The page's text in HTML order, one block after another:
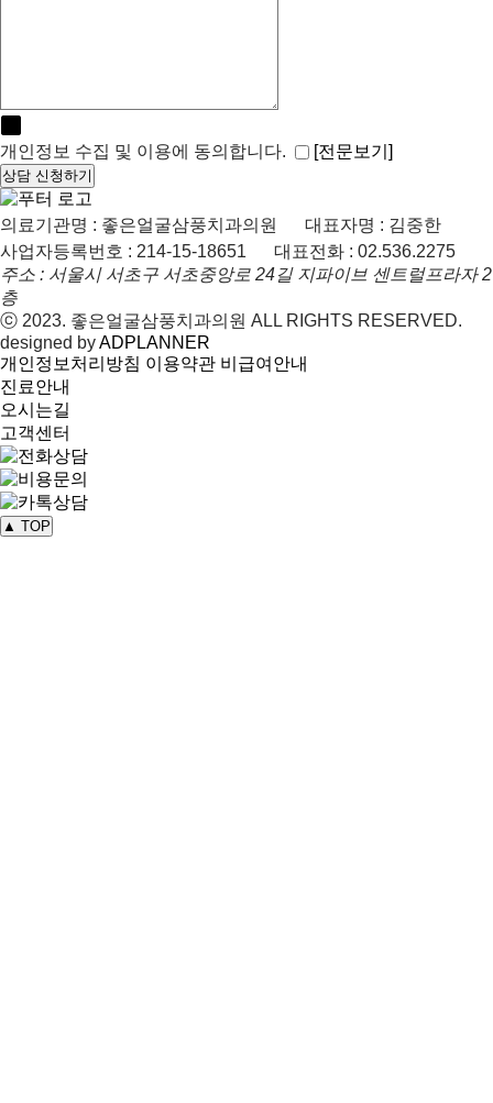
개인정보 수집 및 이용에 동의합니다. [전문보기]
상담 신청하기
의료기관명 : 좋은얼굴삼풍치과의원
대표자명 : 김중한
사업자등록번호 : 214-15-18651
대표전화 : 02.536.2275
주소 : 서울시 서초구 서초중앙로 24길 지파이브 센트럴프라자 2
층
ⓒ 2023. 좋은얼굴삼풍치과의원 ALL RIGHTS RESERVED.
designed byADPLANNER
개인정보처리방침 이용약관 비급여안내
진료안내
오시는길
고객센터
▲ TOP